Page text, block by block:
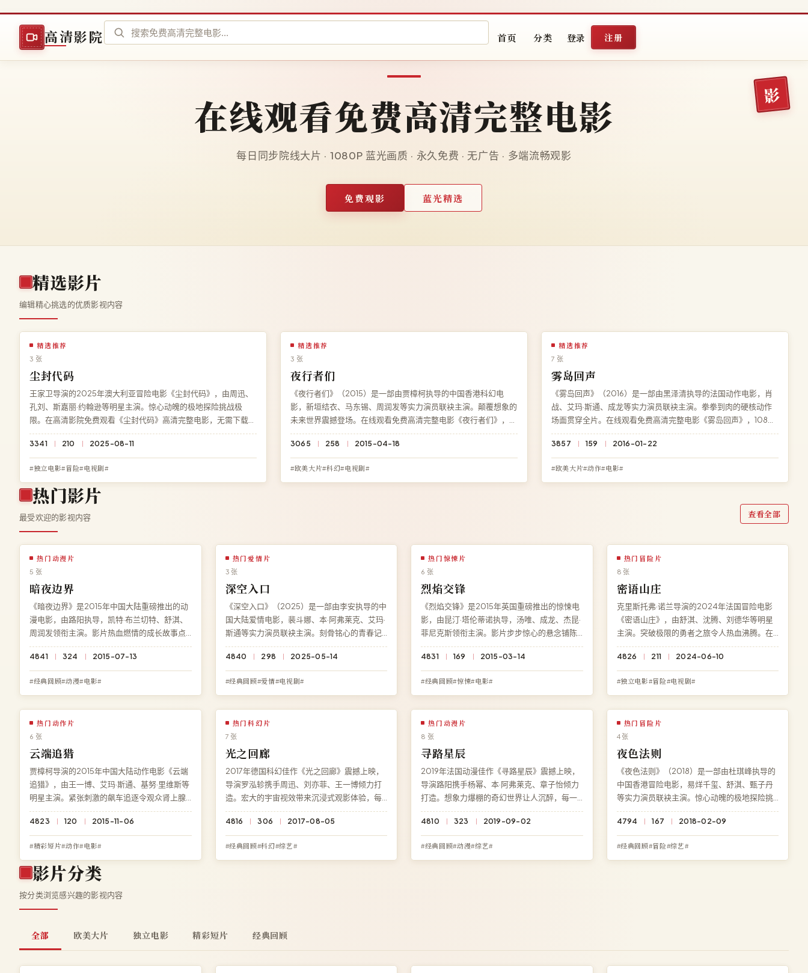
高清影院 首页 分类 登录 注册
在线观看免费高清完整电影
每日同步院线大片 · 1080P 蓝光画质 · 永久免费 · 无广告 · 多端流畅观影
免费观影 蓝光精选
精选影片
编辑精心挑选的优质影视内容
精选推荐
3 张
尘封代码
王家卫导演的2025年澳大利亚冒险电影《尘封代码》，由周迅、
孔刘、斯嘉丽·约翰逊等明星主演。惊心动魄的极地探险挑战极
限。在高清影院免费观看《尘封代码》高清完整电影，无需下载、
无需注册，杜比全景声多端流畅播放。
3341 210 2025-08-11
#独立电影#冒险#电视剧#
精选推荐
3 张
夜行者们
《夜行者们》（2015）是一部由贾樟柯执导的中国香港科幻电
影，新垣结衣、马东锡、周润发等实力演员联袂主演。颠覆想象的
未来世界震撼登场。在线观看免费高清完整电影《夜行者们》，
4K 超清流畅播放，永久免费、零广告。
3065 258 2015-04-18
#欧美大片#科幻#电视剧#
精选推荐
7 张
雾岛回声
《雾岛回声》（2016）是一部由黑泽清执导的法国动作电影，肖
战、艾玛·斯通、成龙等实力演员联袂主演。拳拳到肉的硬核动作
场面贯穿全片。在线观看免费高清完整电影《雾岛回声》，1080P
蓝光流畅播放，永久免费、零广告。
3857 159 2016-01-22
#欧美大片#动作#电影#
热门影片
最受欢迎的影视内容 查看全部
热门动漫片
5 张
暗夜边界
《暗夜边界》是2015年中国大陆重磅推出的动
漫电影，由路阳执导，凯特·布兰切特、舒淇、
周润发领衔主演。影片热血燃情的成长故事点
燃青春记忆，剧情张力贯穿始终。高清影院免
费提供《暗夜边界》完整版在线观看，BD 蓝光
画质流畅播放，无广告无需注册。
4841 324 2015-07-13
#经典回顾#动漫#电影#
热门爱情片
3 张
深空入口
《深空入口》（2025）是一部由李安执导的中
国大陆爱情电影，裴斗娜、本·阿弗莱克、艾玛·
斯通等实力演员联袂主演。刻骨铭心的青春记
忆点亮银幕。在线观看免费高清完整电影《深
空入口》，BD 蓝光流畅播放，永久免费、零广
告。
4840 298 2025-05-14
#经典回顾#爱情#电视剧#
热门惊悚片
6 张
烈焰交锋
《烈焰交锋》是2015年英国重磅推出的惊悚电
影，由昆汀·塔伦蒂诺执导，汤唯、成龙、杰昆·
菲尼克斯领衔主演。影片步步惊心的悬念铺陈
令人毛骨悚然，剧情张力贯穿始终。高清影院
免费提供《烈焰交锋》完整版在线观看，HD 高
清画质流畅播放，无广告无需注册。
4831 169 2015-03-14
#经典回顾#惊悚#电影#
热门冒险片
8 张
密语山庄
克里斯托弗·诺兰导演的2024年法国冒险电影
《密语山庄》，由舒淇、沈腾、刘德华等明星
主演。突破极限的勇者之旅令人热血沸腾。在
高清影院免费观看《密语山庄》高清完整电
影，无需下载、无需注册，杜比全景声多端流
畅播放。
4826 211 2024-06-10
#独立电影#冒险#电视剧#
热门动作片
6 张
云端追猎
贾樟柯导演的2015年中国大陆动作电影《云端
追猎》，由王一博、艾玛·斯通、基努·里维斯等
明星主演。紧张刺激的飙车追逐令观众肾上腺
素飙升。在高清影院免费观看《云端追猎》高
清完整电影，无需下载、无需注册，BD 蓝光多
端流畅播放。
4823 120 2015-11-06
#精彩短片#动作#电影#
热门科幻片
7 张
光之回廊
2017年德国科幻佳作《光之回廊》震撼上映，
导演罗泓轸携手周迅、刘亦菲、王一博倾力打
造。宏大的宇宙视效带来沉浸式观影体验，每
一个细节都暗藏伏笔。现可在高清影院免费在
线观看《光之回廊》高清完整版，杜比全景声
多端兼容。
4816 306 2017-08-05
#经典回顾#科幻#综艺#
热门动漫片
8 张
寻路星辰
2019年法国动漫佳作《寻路星辰》震撼上映，
导演路阳携手杨幂、本·阿弗莱克、章子怡倾力
打造。想象力爆棚的奇幻世界让人沉醉，每一
个细节都暗藏伏笔。现可在高清影院免费在线
观看《寻路星辰》高清完整版，BD 蓝光多端兼
容。
4810 323 2019-09-02
#经典回顾#动漫#综艺#
热门冒险片
4 张
夜色法则
《夜色法则》（2018）是一部由杜琪峰执导的
中国香港冒险电影，易烊千玺、舒淇、甄子丹
等实力演员联袂主演。惊心动魄的极地探险挑
战极限。在线观看免费高清完整电影《夜色法
则》，4K 超清流畅播放，永久免费、零广告。
4794 167 2018-02-09
#经典回顾#冒险#综艺#
影片分类
按分类浏览感兴趣的影视内容
全部 欧美大片 独立电影 精彩短片 经典回顾